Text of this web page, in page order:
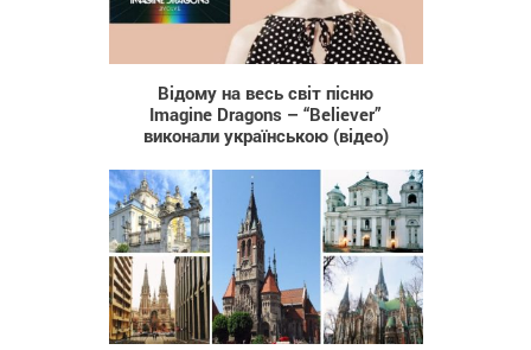
2 890
Відому на весь світ пісню
Imagine Dragons – “Believer”
виконали українською (відео)
28 761